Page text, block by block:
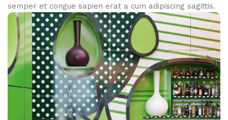
semper et congue sapien erat a cum adipiscing sagittis.